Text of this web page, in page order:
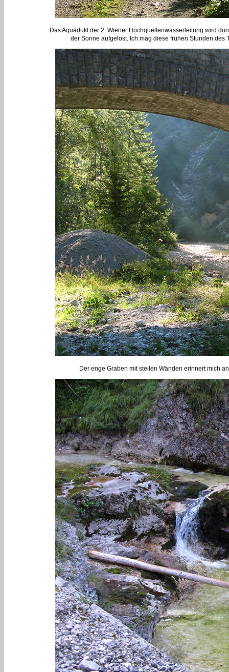
Das Aquädukt der 2. Wiener Hochquellenwasserleitung wird
der Sonne aufgelöst. Ich mag diese frühen Stunden
Der enge Graben mit steilen Wänden erinnert mich